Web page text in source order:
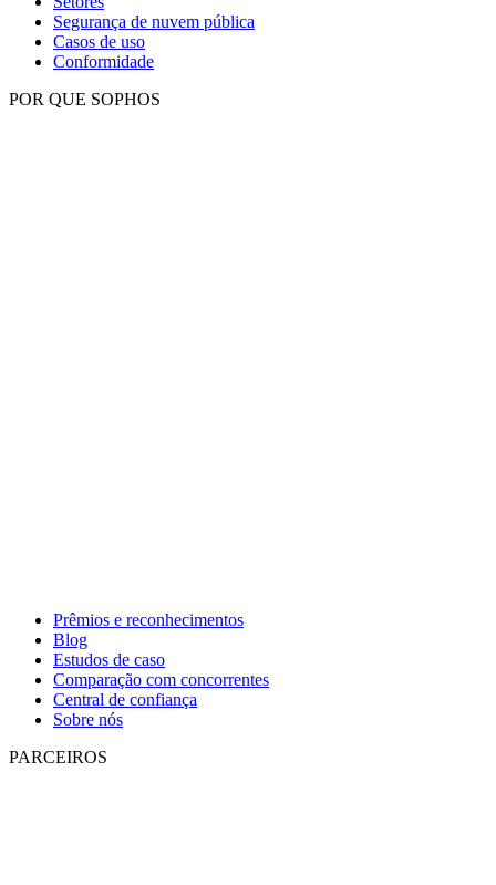
Segurança de nuvem pública
Casos de uso
Conformidade
POR QUE SOPHOS
Prêmios e reconhecimentos
Blog
Estudos de caso
Comparação com concorrentes
Central de confiança
Sobre nós
PARCEIROS